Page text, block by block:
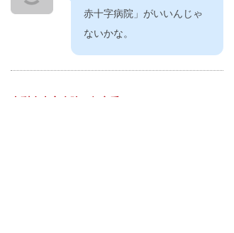
赤十字病院」がいいんじゃ
ないかな。